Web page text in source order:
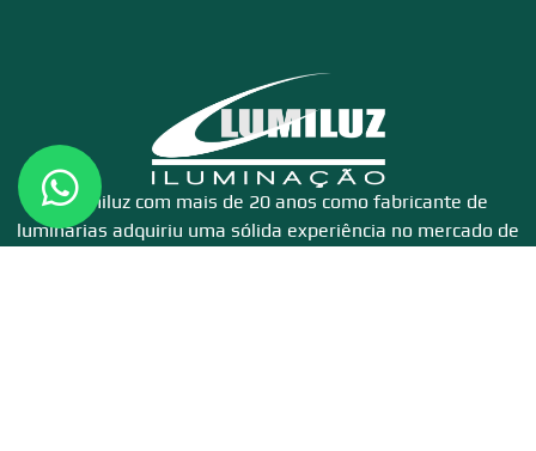
A Lumiluz com mais de 20 anos como fabricante de
luminárias adquiriu uma sólida experiência no mercado de